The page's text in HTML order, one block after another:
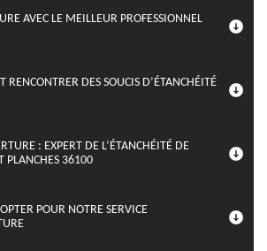
AVEC LE MEILLEUR PROFESSIONNEL
RENCONTRER DES SOUCIS D’ÉTANCHÉITÉ
: EXPERT DE L’ÉTANCHÉITÉ DE
PLANCHES 36100
POUR NOTRE SERVICE